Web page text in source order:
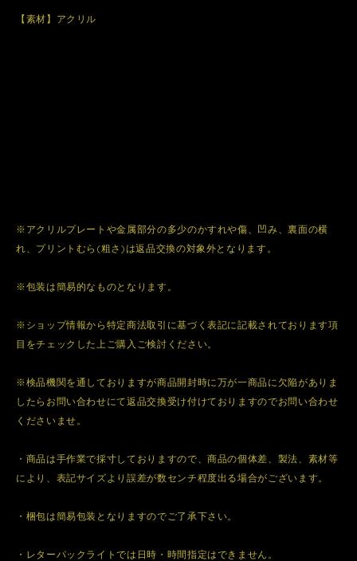
【素材】アクリル
※アクリルプレートや金属部分の多少のかすれや傷、凹み、裏面の横
れ、プリントむら(粗さ)は返品交換の対象外となります。
※包装は簡易的なものとなります。
※ショップ情報から特定商法取引に基づく表記に記載されております項
目をチェックした上ご購入ご検討ください。
※検品機関を通しておりますが商品開封時に万が一商品に欠陥がありま
したらお問い合わせにて返品交換受け付けておりますのでお問い合わせ
くださいませ。
・商品は手作業で採寸しておりますので、商品の個体差、製法、素材等
により、表記サイズより誤差が数センチ程度出る場合がございます。
・梱包は簡易包装となりますのでご了承下さい。
・レターパックライトでは日時・時間指定はできません。